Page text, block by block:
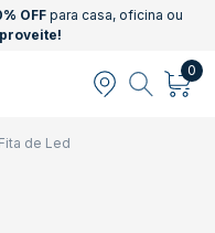
OFFpara casa, oficina ou
0
Fita de Led